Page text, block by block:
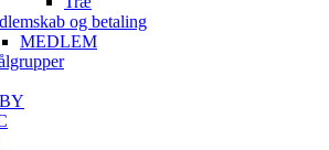
og betaling
MEDLEM